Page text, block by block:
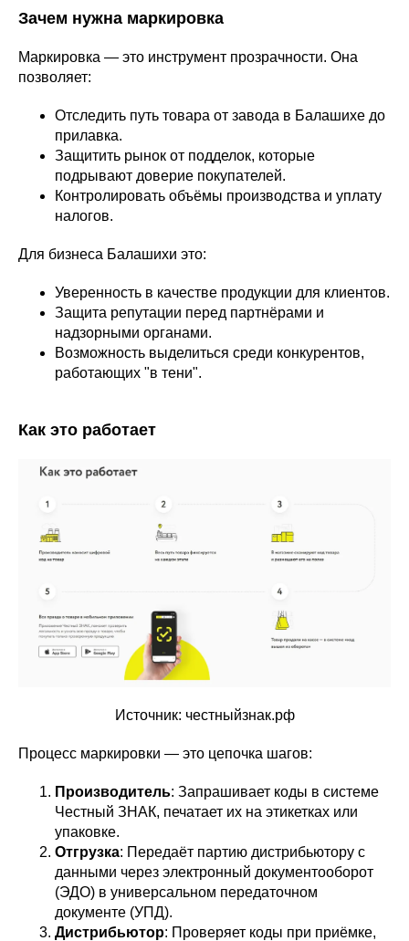
Зачем нужна маркировка
Маркировка — это инструмент прозрачности. Она
позволяет:
Отследить путь товара от завода в Балашихе до
прилавка.
Защитить рынок от подделок, которые
подрывают доверие покупателей.
Контролировать объёмы производства и уплату
налогов.
Для бизнеса Балашихи это:
Уверенность в качестве продукции для клиентов.
Защита репутации перед партнёрами и
надзорными органами.
Возможность выделиться среди конкурентов,
работающих "в тени".
Как это работает
Источник: честныйзнак.рф
Процесс маркировки — это цепочка шагов:
Производитель: Запрашивает коды в системе
Честный ЗНАК, печатает их на этикетках или
упаковке.
Отгрузка: Передаёт партию дистрибьютору с
данными через электронный документооборот
(ЭДО) в универсальном передаточном
документе (УПД).
Дистрибьютор: Проверяет коды при приёмке,